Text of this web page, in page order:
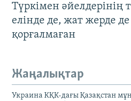
Түркімен әйелдерінің
елінде де, жат жерде
қорғалмаған
Жаңалықтар
Украина КҚК-дағы Қазақстан